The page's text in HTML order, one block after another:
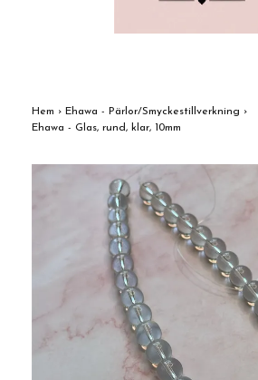
Hem › Ehawa - Pärlor/Smyckestillverkning ›
Ehawa - Glas, rund, klar, 10mm